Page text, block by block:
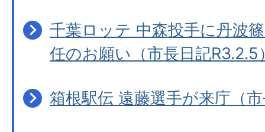
千葉ロッテ 中森投手に丹波
任のお願い（市長日記R3.2.5
箱根駅伝 遠藤選手が来庁（